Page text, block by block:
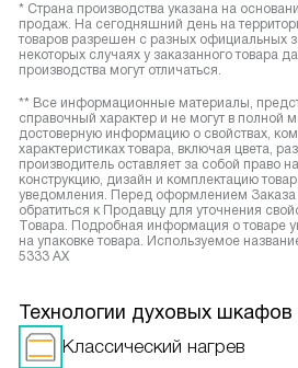
* Страна производства указана на
продаж. На сегодняшний день на
товаров разрешен с разных официальных
некоторых случаях у заказанного товара
производства могут отличаться.
** Все информационные материалы,
справочный характер и не могут в полной
достоверную информацию о свойствах,
характеристиках товара, включая цвета,
производитель оставляет за собой право
конструкцию, дизайн и комплектацию
уведомления. Перед оформлением Заказа
обратиться к Продавцу для уточнения
Товара. Подробная информация о товаре
на упаковке товара. Используемое
5333 AX
Технологии духовых шкафов
Классический нагрев